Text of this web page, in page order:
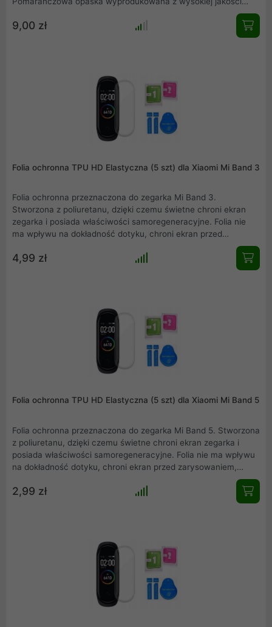
gumy, precyzyjnie wykonana, nie obciera skóry, wygodna w
użytkowaniu. Elegancka, łatwa w montażu i idealnie
9,00 zł
Folia ochronna TPU HD Elastyczna (5 szt) dla Xiaomi Mi Band 3
Folia ochronna przeznaczona do zegarka Mi Band 3.
Stworzona z poliuretanu, dzięki czemu świetne chroni ekran
zegarka i posiada właściwości samoregeneracyjne. Folia nie
ma wpływu na dokładność dotyku, chroni ekran przed
zarysowaniem, bardzo prosty montaż na sucho i mokro. W
skład zestawu wchodzą folia (5szt), sucha ściereczka, mokra
ściereczka, naklejka pomocnicza do nakładania, naklejka do
4,99 zł
Folia ochronna TPU HD Elastyczna (5 szt) dla Xiaomi Mi Band 5
Folia ochronna przeznaczona do zegarka Mi Band 5. Stworzona
z poliuretanu, dzięki czemu świetne chroni ekran zegarka i
posiada właściwości samoregeneracyjne. Folia nie ma wpływu
na dokładność dotyku, chroni ekran przed zarysowaniem,
bardzo prosty montaż na sucho i mokro. W skład zestawu
wchodzą folia (5szt), sucha ściereczka, mokra ściereczka,
naklejka pomocnicza do nakładania, naklejka do usuwania
2,99 zł